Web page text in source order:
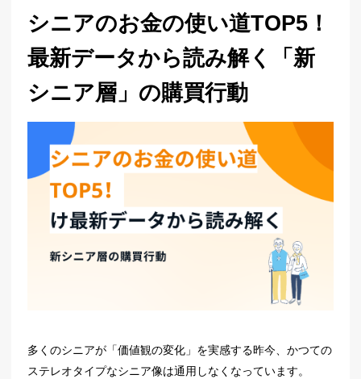
シニアのお金の使い道TOP5！
最新データから読み解く「新
シニア層」の購買行動
多くのシニアが「価値観の変化」を実感する昨今、かつての
ステレオタイプなシニア像は通用しなくなっています。